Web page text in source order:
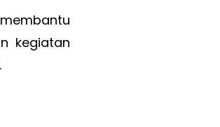
kegiatan